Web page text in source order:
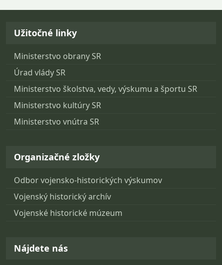
Návrat na začiatok stránky
Užitočné linky
Ministerstvo obrany SR
Úrad vlády SR
Ministerstvo školstva, vedy, výskumu a športu SR
Ministerstvo kultúry SR
Ministerstvo vnútra SR
Organizačné zložky
Odbor vojensko-historických výskumov
Vojenský historický archív
Vojenské historické múzeum
Nájdete nás